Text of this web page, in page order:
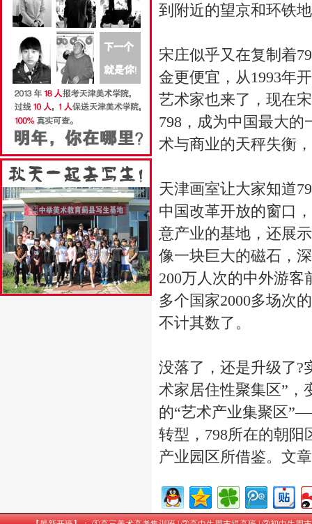
到附近的望京和环铁
宋庄似乎又在复制着
金更便宜，从1993年
艺术家也来了，现在
798，成为中国最大
术与商业的天秤失衡
天津画室让大家知道
中国改革开放的窗口
意产业的基地，还展
像一块巨大的磁石，
200万人次的中外游客
多个国家2000多场次
不计其数了。
没落了，还是升级了?
术家居住性聚集区”，
的“艺术产业集聚区
转型，798所在的朝
产业园区所借鉴。文